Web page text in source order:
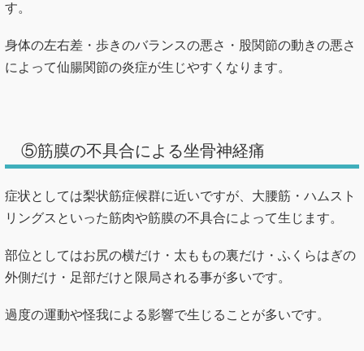
す。
身体の左右差・歩きのバランスの悪さ・股関節の動きの悪さ
によって仙腸関節の炎症が生じやすくなります。
⑤筋膜の不具合による坐骨神経痛
症状としては梨状筋症候群に近いですが、大腰筋・ハムスト
リングスといった筋肉や筋膜の不具合によって生じます。
部位としてはお尻の横だけ・太ももの裏だけ・ふくらはぎの
外側だけ・足部だけと限局される事が多いです。
過度の運動や怪我による影響で生じることが多いです。